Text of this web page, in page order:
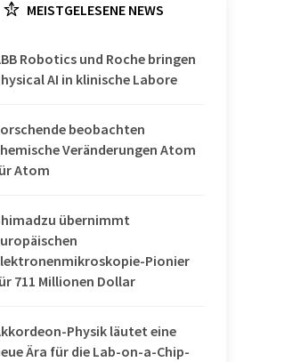
MEISTGELESENE NEWS
Robotics und Roche bringen
AI in klinische Labore
beobachten
Veränderungen Atom
Atom
übernimmt
Pionier
711 Millionen Dollar
Physik läutet eine
Ära für die Lab-on-a-Chip-